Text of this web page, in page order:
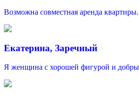
Возможна совместная аренда
Екатерина, Заречный
Я женщина с хорошей фигурой и